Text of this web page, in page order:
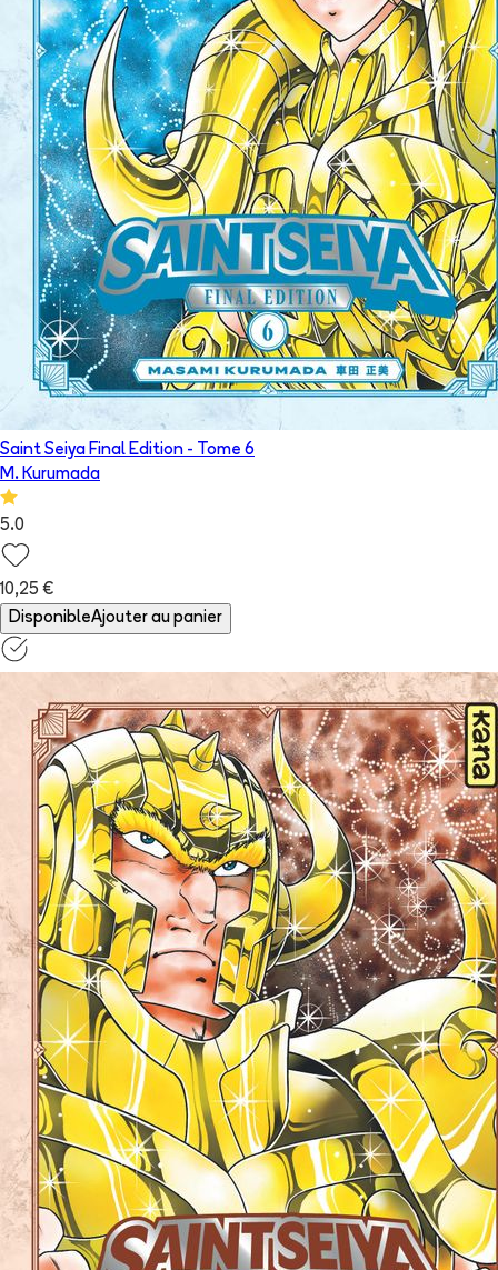
Saint Seiya Final Edition - Tome 6
M. Kurumada
5.0
10,25 €
DisponibleAjouter au panier